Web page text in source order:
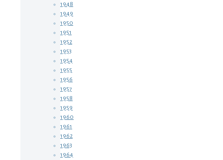
1948
1949
1950
1951
1952
1953
1954
1955
1956
1957
1958
1959
1960
1961
1962
1963
1964